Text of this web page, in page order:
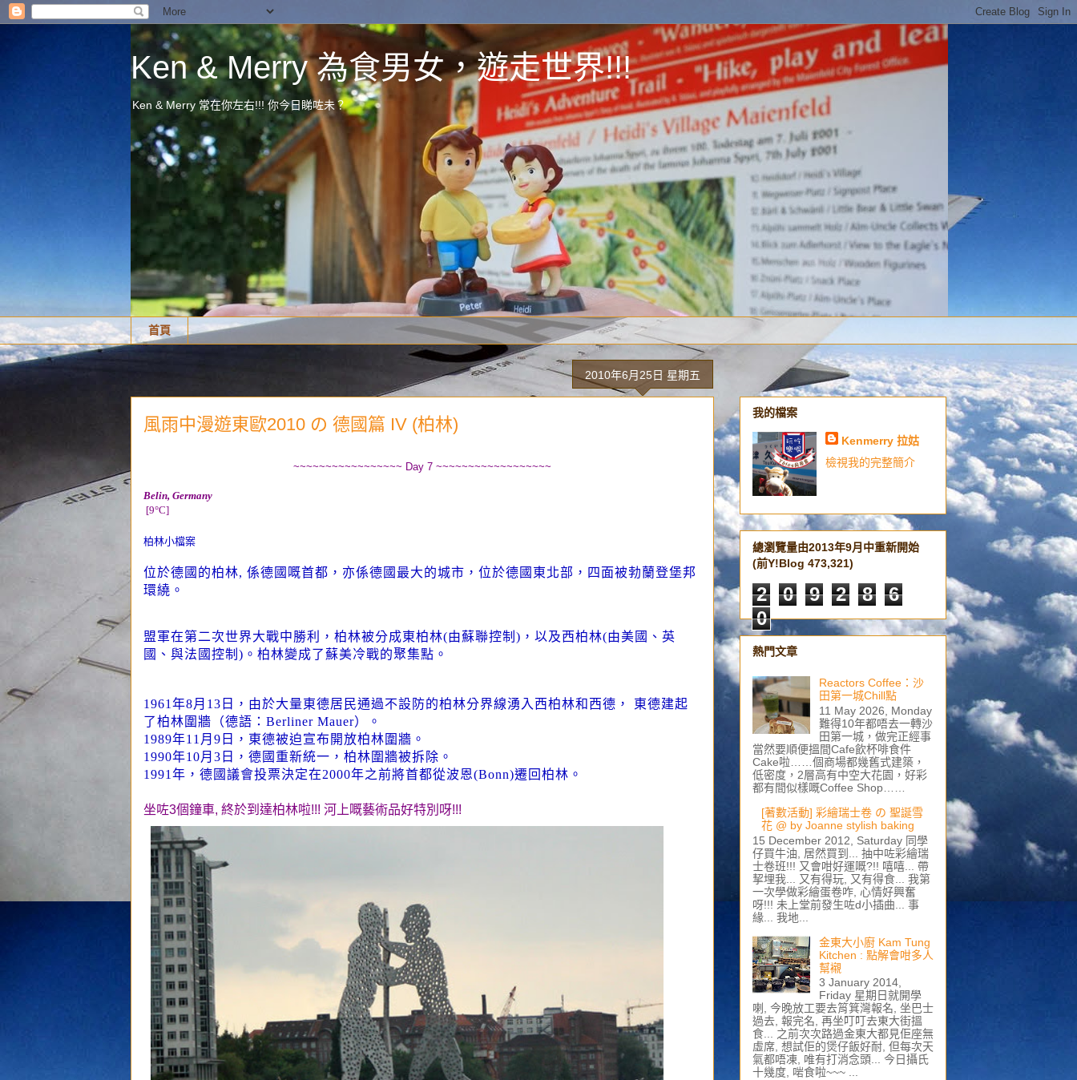
Ken & Merry 為食男女，遊走世界!!!
Ken & Merry 常在你左右!!! 你今日睇咗未？
首頁
2010年6月25日 星期五
風雨中漫遊東歐2010 の 德國篇 IV (柏林)
~~~~~~~~~~~~~~~~~ Day 7 ~~~~~~~~~~~~~~~~~~
Belin, Germany
[9°C]
柏林小檔案
位於德國的柏林, 係德國嘅首都，亦係德國最大的城市，位於德國東北部，四面被勃蘭登堡邦
環繞。
盟軍在第二次世界大戰中勝利，柏林被分成東柏林(由蘇聯控制)，以及西柏林(由美國、英
國、與法國控制)。柏林變成了蘇美冷戰的聚集點。
1961年8月13日，由於大量東德居民通過不設防的柏林分界線湧入西柏林和西德， 東德建起
了柏林圍牆（德語：Berliner Mauer）。
1989年11月9日，東德被迫宣布開放柏林圍牆。
1990年10月3日，德國重新統一，柏林圍牆被拆除。
1991年，德國議會投票決定在2000年之前將首都從波恩(Bonn)遷回柏林。
坐咗3個鐘車, 終於到達柏林啦!!! 河上嘅藝術品好特別呀!!!
我的檔案
Kenmerry 拉姑
檢視我的完整簡介
總瀏覽量由2013年9月中重新開始
(前Y!Blog 473,321)
2 0 9 2 8
6
0
熱門文章
Reactors Coffee：沙
田第一城Chill點
11 May 2026, Monday
難得10年都唔去一轉沙
田第一城，做完正經事
當然要順便搵間Cafe飲杯啡食件
Cake啦……個商場都幾舊式建築，
低密度，2層高有中空大花園，好彩
都有間似樣嘅Coffee Shop……
[著數活動] 彩繪瑞士卷 の 聖誕雪
花 @ by Joanne stylish baking
15 December 2012, Saturday 同學
仔買牛油, 居然買到... 抽中咗彩繪瑞
士卷班!!! 又會咁好運嘅?!! 嘻嘻... 帶
挈埋我... 又有得玩, 又有得食... 我第
一次學做彩繪蛋卷咋, 心情好興奮
呀!!! 未上堂前發生咗d小插曲... 事
緣... 我地...
金東大小廚 Kam Tung
Kitchen : 點解會咁多人
幫襯
3 January 2014,
Friday 星期日就開學
喇, 今晚放工要去筲箕灣報名, 坐巴士
過去, 報完名, 再坐叮叮去東大街搵
食... 之前次次路過金東大都見佢座無
虛席, 想試佢的煲仔飯好耐, 但每次天
氣都唔凍, 唯有打消念頭... 今日攝氏
十幾度, 啱食啦~~~ ...